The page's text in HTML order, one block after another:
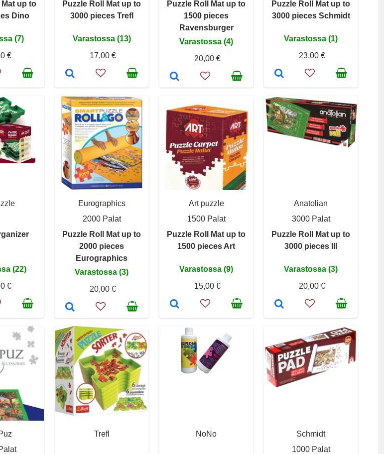
Mat up to
Dino
(7)
€
Puzzle Roll Mat up to
3000 pieces Trefl
Varastossa (13)
17,00 €
Puzzle Roll Mat up to
1500 pieces
Ravensburger
Varastossa (4)
20,00 €
Puzzle Roll Mat up to
3000 pieces Schmidt
Varastossa (1)
23,00 €
(22)
€
Eurographics
2000 Palat
Puzzle Roll Mat up to
2000 pieces
Eurographics
Varastossa (3)
20,00 €
Art puzzle
1500 Palat
Puzzle Roll Mat up to
1500 pieces Art
Varastossa (9)
15,00 €
Anatolian
3000 Palat
Puzzle Roll Mat up to
3000 pieces III
Varastossa (3)
20,00 €
Trefl NoNo
Schmidt
1000 Palat